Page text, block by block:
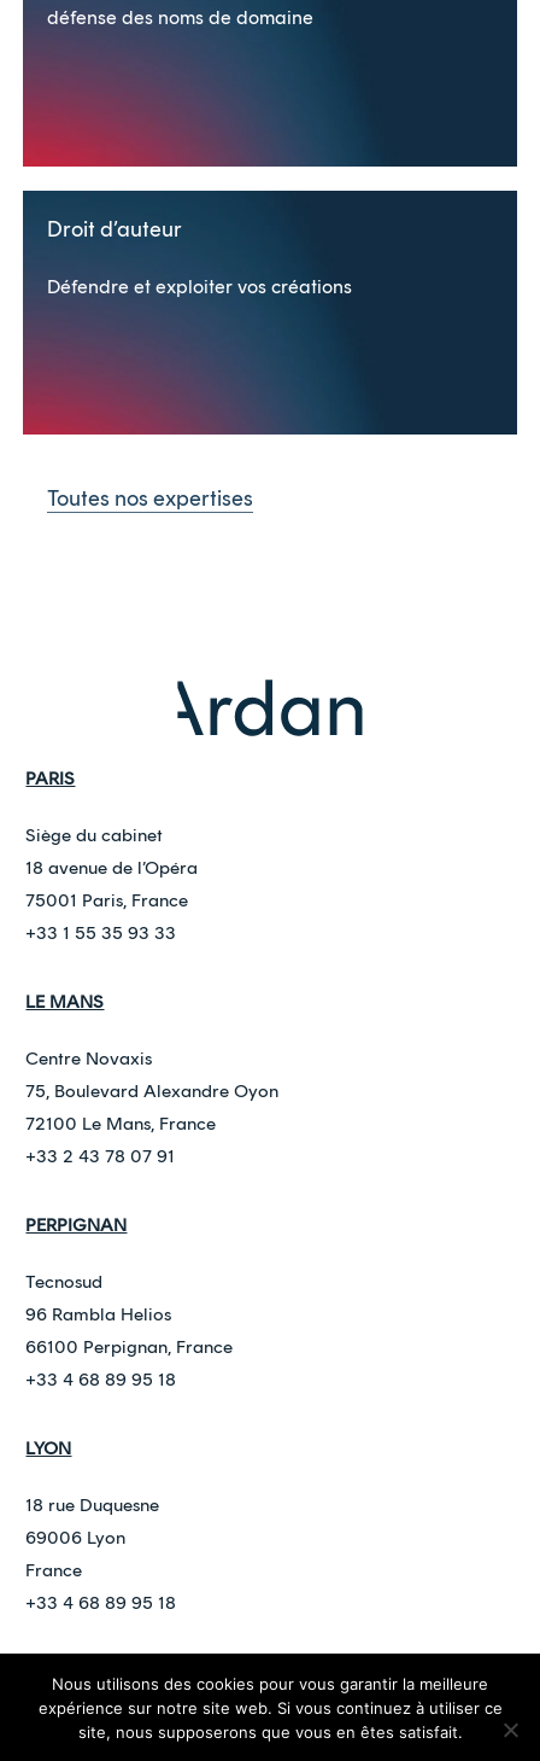
défense des noms de domaine
Droit d’auteur
Défendre et exploiter vos créations
Toutes nos expertises
PARIS
Siège du cabinet
18 avenue de l’Opéra
75001 Paris, France
+33 1 55 35 93 33
LE MANS
Centre Novaxis
75, Boulevard Alexandre Oyon
72100 Le Mans, France
+33 2 43 78 07 91
PERPIGNAN
Tecnosud
96 Rambla Helios
66100 Perpignan, France
+33 4 68 89 95 18
LYON
18 rue Duquesne
69006 Lyon
France
+33 4 68 89 95 18
©2026ARDAN
contact@ardan.law
Nous utilisons des cookies pour vous garantir la meilleure
expérience sur notre site web. Si vous continuez à utiliser ce
site, nous supposerons que vous en êtes satisfait.